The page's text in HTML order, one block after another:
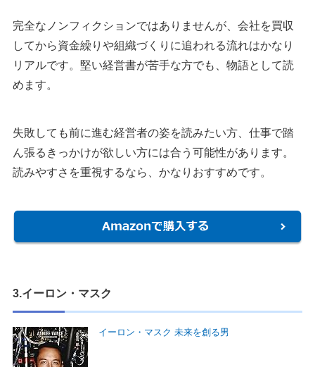
完全なノンフィクションではありませんが、会社を買収
してから資金繰りや組織づくりに追われる流れはかなり
リアルです。堅い経営書が苦手な方でも、物語として読
めます。
失敗しても前に進む経営者の姿を読みたい方、仕事で踏
ん張るきっかけが欲しい方には合う可能性があります。
読みやすさを重視するなら、かなりおすすめです。
3.イーロン・マスク
イーロン・マスク 未来を創る男